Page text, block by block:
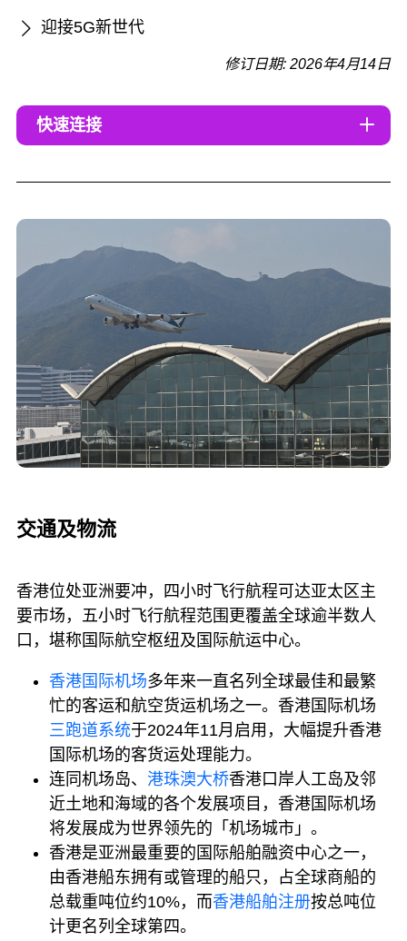
迎接5G新世代
修订日期: 2026年4月14日
快速连接
交通及物流
香港位处亚洲要冲，四小时飞行航程可达亚太区主
要市场，五小时飞行航程范围更覆盖全球逾半数人
口，堪称国际航空枢纽及国际航运中心。
香港国际机场多年来一直名列全球最佳和最繁
忙的客运和航空货运机场之一。香港国际机场
三跑道系统于2024年11月启用，大幅提升香港
国际机场的客货运处理能力。
连同机场岛、 港珠澳大桥香港口岸人工岛及邻
近土地和海域的各个发展项目，香港国际机场
将发展成为世界领先的「机场城市」。
香港是亚洲最重要的国际船舶融资中心之一，
由香港船东拥有或管理的船只，占全球商船的
总载重吨位约10%，而香港船舶注册按总吨位
计更名列全球第四。